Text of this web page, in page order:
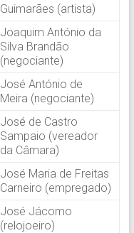
Guimarães (artista)
Joaquim António da
Silva Brandão
(negociante)
José António de
Meira (negociante)
José de Castro
Sampaio (vereador
da Câmara)
José Maria de Freitas
Carneiro (empregado)
José Jácomo
(relojoeiro)